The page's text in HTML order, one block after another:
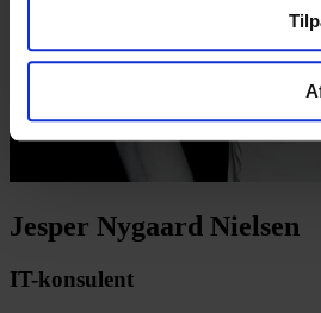
Jesper Nygaard Nielsen
IT-konsulent